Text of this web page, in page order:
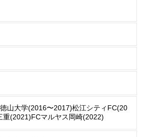
山大学(2016〜2017)松江シティFC(20
重(2021)FCマルヤス岡崎(2022)